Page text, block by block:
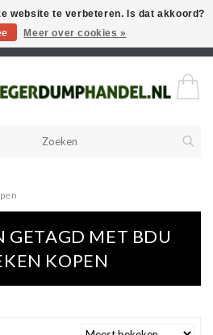
u een product zoekt en deze niet kan
neem vooral contact op!
GETAGD MET BDU
KOPEN
website te verbeteren. Is dat akkoord?
Meer over cookies »